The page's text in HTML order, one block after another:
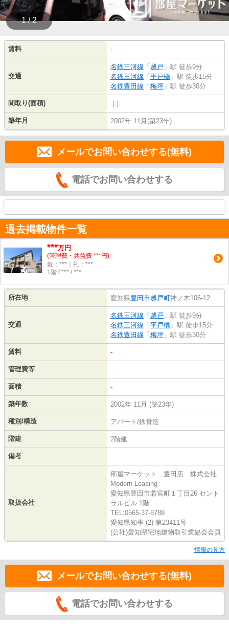
1 / 2
賃料 -
交通
名鉄三河線 「 越戸 」駅 徒歩9分
名鉄三河線 「 平戸橋 」駅 徒歩15分
名鉄豊田線 「 梅坪 」駅 徒歩30分
間取り(面積) -(-)
築年月 2002年 11月(築23年)
メールでお問い合わせする(無料)
電話でお問い合わせする
過去掲載物件一覧
***万円
(管理費・共益費 ***円)
敷：***｜礼：***
1階 / *** / ***
所在地 愛知県豊田市越戸町神ノ木106-12
交通
名鉄三河線 「 越戸 」駅 徒歩9分
名鉄三河線 「 平戸橋 」駅 徒歩15分
名鉄豊田線 「 梅坪 」駅 徒歩30分
賃料 -
管理費等 -
面積 -
築年数 2002年 11月 (築23年)
種別/構造 アパート/鉄骨造
階建 2階建
備考
取扱会社
部屋マーケット 豊田店 株式会社
Modern Leasing
愛知県豊田市若宮町１丁目26 セント
ラルビル 1階
TEL:0565-37-8788
愛知県知事 (2) 第23411号
(公社)愛知県宅地建物取引業協会会員
情報の見方
メールでお問い合わせする(無料)
電話でお問い合わせする